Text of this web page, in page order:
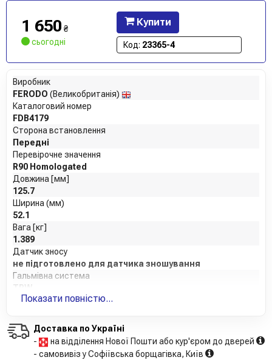
1 650 ₴
сьогодні
Купити
Код: 23365-4
Виробник
FERODO (Великобританія)
Каталоговий номер
FDB4179
Сторона встановлення
Передні
Перевірочне значення
R90 Homologated
Довжина [мм]
125.7
Ширина (мм)
52.1
Вага [кг]
1.389
Датчик зносу
не підготовлено для датчика зношування
Гальмівна система
TRW
Додатковий артикул / додаткова інформація 2
Товщина 1 [мм]
17.5
Товщина 2 [мм]
Показати повністю...
Доставка по Україні
-
на відділення Нової Пошти або кур'єром до дверей
- самовивіз у Софіївська борщагівка, Київ